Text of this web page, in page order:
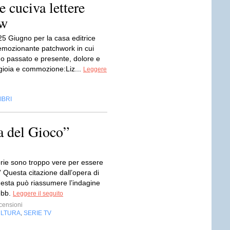
cuciva lettere
Giugno per la casa editrice
patchwork in cui
passato e presente, dolore e
e commozione:Liz...
Leggere
del Gioco”
sono troppo vere per essere
Questa citazione dall’opera di
può riassumere l’indagine
Leggere il seguito
SERIE TV